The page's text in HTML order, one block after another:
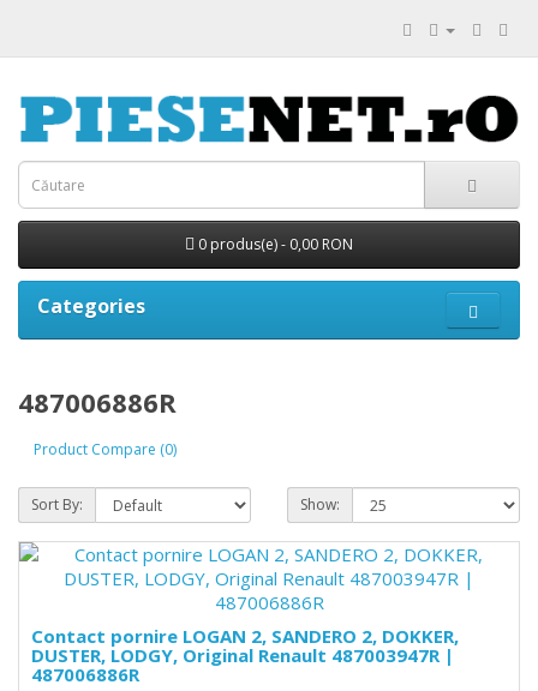
0 produs(e) - 0,00 RON
Categories
487006886R
Product Compare (0)
Sort By: Show:
Contact pornire LOGAN 2, SANDERO 2, DOKKER,
DUSTER, LODGY, Original Renault 487003947R |
487006886R